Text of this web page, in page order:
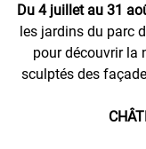
Du 4 juillet au 31
les jardins du parc
pour découvrir la
sculptés des